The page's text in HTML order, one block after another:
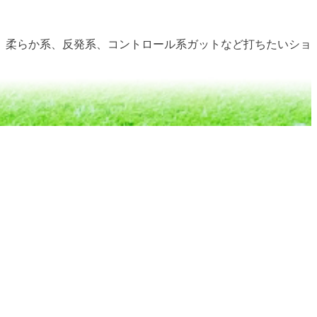
らか系、反発系、コントロール系ガットなど打ちたいショ